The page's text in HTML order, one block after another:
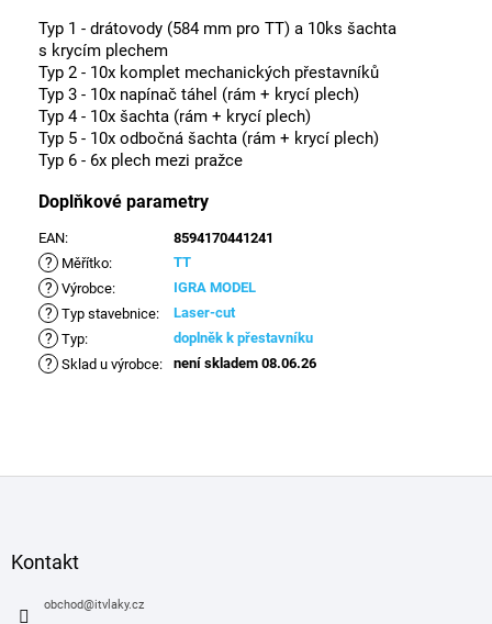
Typ 1 - drátovody (584 mm pro TT) a 10ks šachta
s krycím plechem
Typ 2 - 10x komplet mechanických přestavníků
Typ 3 - 10x napínač táhel (rám + krycí plech)
Typ 4 - 10x šachta (rám + krycí plech)
Typ 5 - 10x odbočná šachta (rám + krycí plech)
Typ 6 - 6x plech mezi pražce
Doplňkové parametry
EAN: 8594170441241
? Měřítko: TT
? Výrobce: IGRA MODEL
? Typ stavebnice: Laser-cut
? Typ: doplněk k přestavníku
? Sklad u výrobce: není skladem 08.06.26
Kontakt
obchod@itvlaky.cz